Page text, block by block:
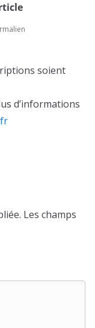
soient
d’informations
Les champs